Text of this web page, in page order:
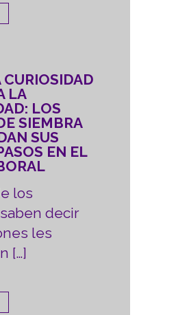
LA
LOS
SIEMBRA
SUS
EN EL
los
decir
les
[…]